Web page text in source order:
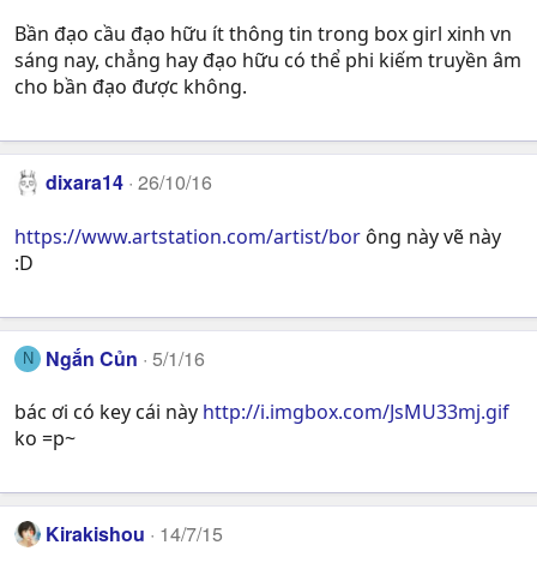
Bần đạo cầu đạo hữu ít thông tin trong box girl xinh vn
sáng nay, chẳng hay đạo hữu có thể phi kiếm truyền âm
cho bần đạo được không.
dixara14 26/10/16
https://www.artstation.com/artist/borông này vẽ này
:D
N Ngắn Củn 5/1/16
bác ơi có key cái này http://i.imgbox.com/JsMU33mj.gif
ko =p~
Kirakishou 14/7/15